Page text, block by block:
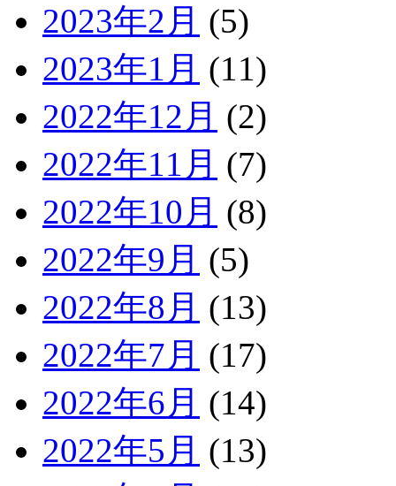
2023年2月 (5)
2023年1月 (11)
2022年12月 (2)
2022年11月 (7)
2022年10月 (8)
2022年9月 (5)
2022年8月 (13)
2022年7月 (17)
2022年6月 (14)
2022年5月 (13)